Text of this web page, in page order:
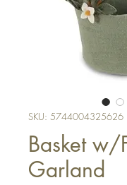
SKU: 5744004325626
Basket w/
Garland